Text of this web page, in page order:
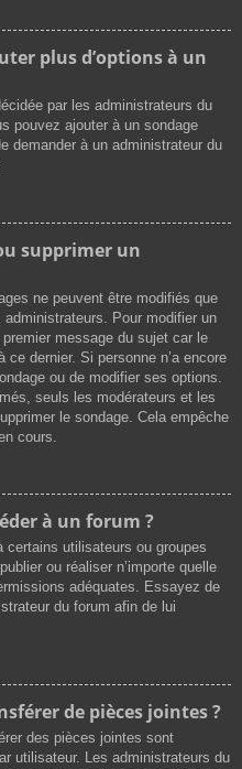
plus d’options à un
par les administrateurs du
pouvez ajouter à un sondage
demander à un administrateur du
supprimer un
ne peuvent être modifiés que
Pour modifier un
message du sujet car le
dernier. Si personne n’a encore
ou de modifier ses options.
seuls les modérateurs et les
le sondage. Cela empêche
cours.
à un forum ?
utilisateurs ou groupes
ou réaliser n’importe quelle
adéquates. Essayez de
du forum afin de lui
de pièces jointes ?
des pièces jointes sont
utilisateur. Les administrateurs du